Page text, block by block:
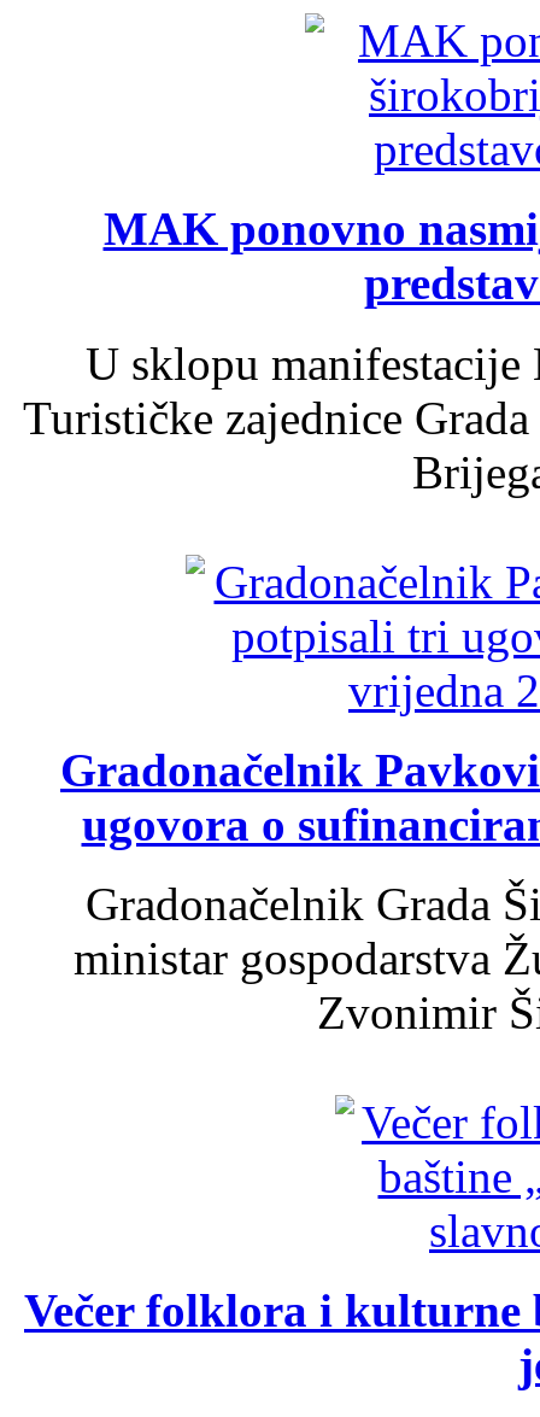
MAK ponovno
U sklopu
Turističke zajednice
Gradonačelnik
ugovora o
Gradonačelnik Grada
ministar gospodarstva
Zvonimir
Večer folklora i kulturne